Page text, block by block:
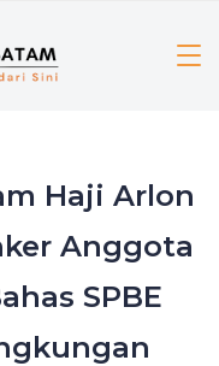
Haji Arlon
Anggota
SPBE